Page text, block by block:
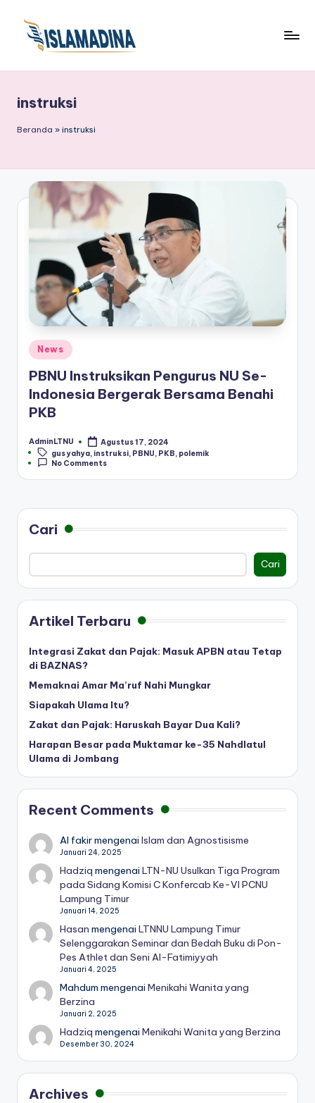
instruksi
Beranda » instruksi
Posted
in
News
PBNU Instruksikan Pengurus NU Se-
Indonesia Bergerak Bersama Benahi
PKB
Posted
by
AdminLTNU
Agustus 17, 2024
Tags:gus yahya instruksi PBNU PKB polemik
No Comments
Cari
Cari
Artikel Terbaru
Integrasi Zakat dan Pajak: Masuk APBN atau Tetap
di BAZNAS?
Memaknai Amar Ma’ruf Nahi Mungkar
Siapakah Ulama Itu?
Zakat dan Pajak: Haruskah Bayar Dua Kali?
Harapan Besar pada Muktamar ke-35 Nahdlatul
Ulama di Jombang
Recent Comments
Al fakirmengenaiIslam dan Agnostisisme
Januari 24, 2025
Hadziq mengenaiLTN-NU Usulkan Tiga Program
pada Sidang Komisi C Konfercab Ke-VI PCNU
Lampung Timur
Januari 14, 2025
Hasan mengenaiLTNNU Lampung Timur
Selenggarakan Seminar dan Bedah Buku di Pon-
Pes Athlet dan Seni Al-Fatimiyyah
Januari 4, 2025
Mahdum mengenaiMenikahi Wanita yang
Berzina
Januari 2, 2025
Hadziq mengenaiMenikahi Wanita yang Berzina
Desember 30, 2024
Archives